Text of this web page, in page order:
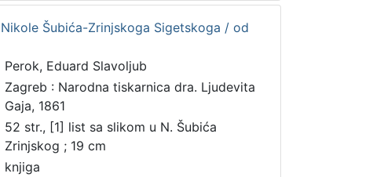
Šubića-Zrinjskoga Sigetskoga / od
Perok, Eduard Slavoljub
Zagreb : Narodna tiskarnica dra. Ljudevita
Gaja, 1861
52 str., [1] list sa slikom u N. Šubića
Zrinjskog ; 19 cm
knjiga